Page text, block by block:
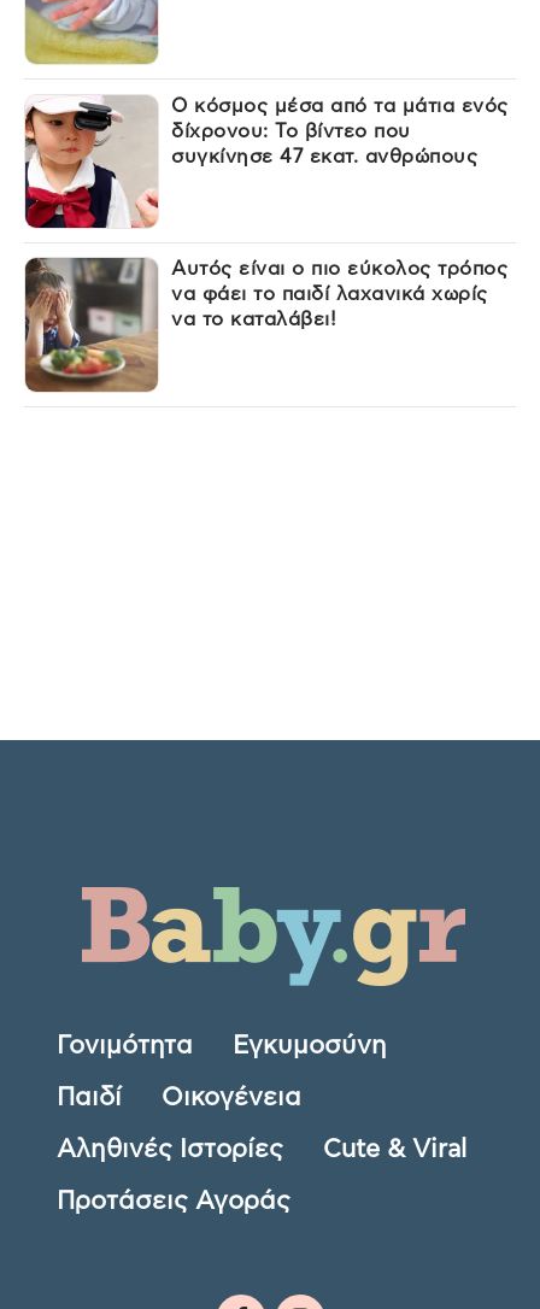
Ο κόσμος μέσα από τα μάτια ενός
δίχρονου: Το βίντεο που
συγκίνησε 47 εκατ. ανθρώπους
Αυτός είναι ο πιο εύκολος τρόπος
να φάει το παιδί λαχανικά χωρίς
να το καταλάβει!
Γονιμότητα Εγκυμοσύνη
Παιδί Οικογένεια
Αληθινές Ιστορίες Cute & Viral
Προτάσεις Αγοράς